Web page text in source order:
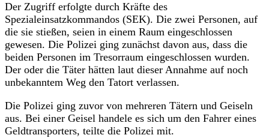
Der Zugriff erfolgte durch Kräfte des
Spezialeinsatzkommandos (SEK). Die zwei Personen, auf
die sie stießen, seien in einem Raum eingeschlossen
gewesen. Die Polizei ging zunächst davon aus, dass die
beiden Personen im Tresorraum eingeschlossen wurden.
Der oder die Täter hätten laut dieser Annahme auf noch
unbekanntem Weg den Tatort verlassen.
Die Polizei ging zuvor von mehreren Tätern und Geiseln
aus. Bei einer Geisel handele es sich um den Fahrer eines
Geldtransporters, teilte die Polizei mit.